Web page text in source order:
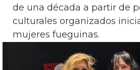
de una década a partir de
culturales organizados
mujeres fueguinas.